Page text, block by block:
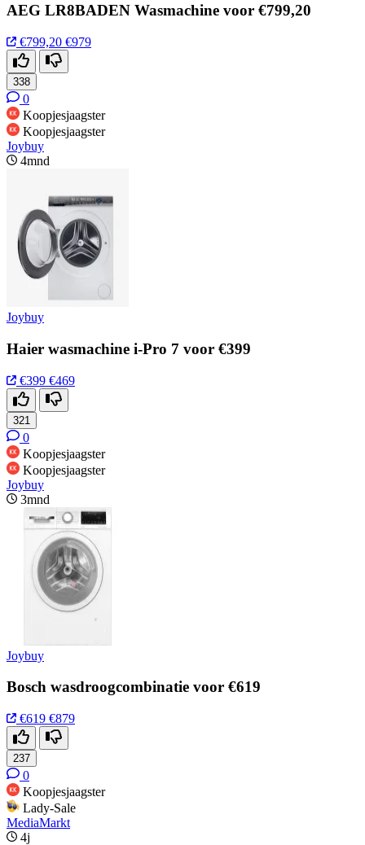
AEG LR8BADEN Wasmachine voor €799,20
€799,20 €979
338
0
Koopjesjaagster
Koopjesjaagster
Joybuy
4mnd
Joybuy
Haier wasmachine i-Pro 7 voor €399
€399 €469
321
0
Koopjesjaagster
Koopjesjaagster
Joybuy
3mnd
Joybuy
Bosch wasdroogcombinatie voor €619
€619 €879
237
0
Koopjesjaagster
Lady-Sale
MediaMarkt
4j